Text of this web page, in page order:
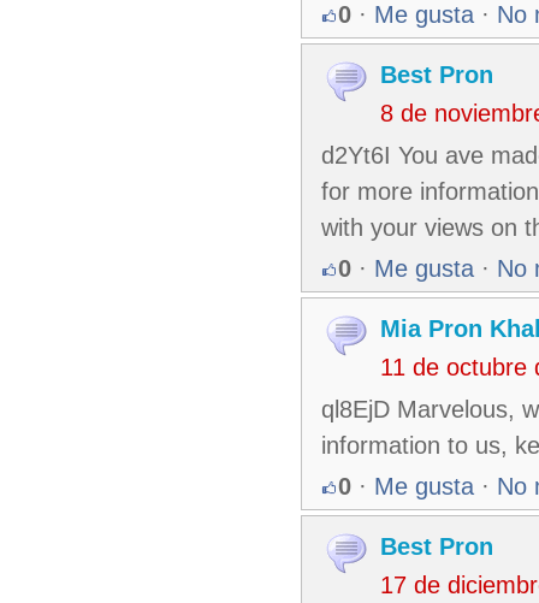
0 · Me gusta · No
Best Pron
8 de
d2Yt6I You ave
for more
with your views on
0 · Me gusta · No
Mia Pron
11 de octubre
ql8EjD Marvelous,
information to us,
0 · Me gusta · No
Best Pron
17 de